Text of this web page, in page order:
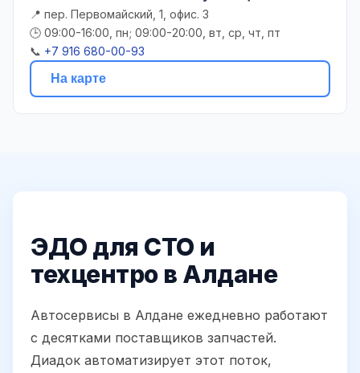
📍 пер. Первомайский, 1, офис. 3
🕒 09:00-16:00, пн; 09:00-20:00, вт, ср, чт, пт
📞 +7 916 680-00-93
На карте
ЭДО для СТО и
техцентро в Алдане
Автосервисы в Алдане ежедневно работают
с десятками поставщиков запчастей.
Диадок автоматизирует этот поток,